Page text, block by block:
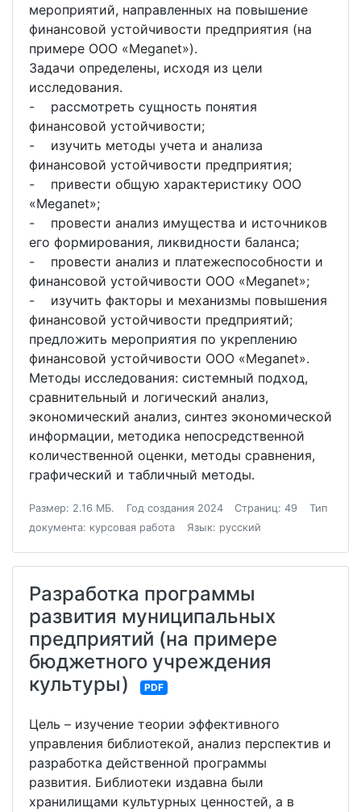
мероприятий, направленных на повышение
финансовой устойчивости предприятия (на
примере ООО «Meganet»).
Задачи определены, исходя из цели
исследования.
- рассмотреть сущность понятия
финансовой устойчивости;
- изучить методы учета и анализа
финансовой устойчивости предприятия;
- привести общую характеристику ООО
«Meganet»;
- провести анализ имущества и источников
его формирования, ликвидности баланса;
- провести анализ и платежеспособности и
финансовой устойчивости ООО «Meganet»;
- изучить факторы и механизмы повышения
финансовой устойчивости предприятий;
предложить мероприятия по укреплению
финансовой устойчивости ООО «Meganet».
Методы исследования: системный подход,
сравнительный и логический анализ,
экономический анализ, синтез экономической
информации, методика непосредственной
количественной оценки, методы сравнения,
графический и табличный методы.
Размер: 2.16 МБ. Год создания 2024 Страниц: 49
Тип
документа: курсовая работа
Язык: русский
Разработка программы
развития муниципальных
предприятий (на примере
бюджетного учреждения
культуры)
PDF
Цель – изучение теории эффективного
управления библиотекой, анализ перспектив и
разработка действенной программы
развития. Библиотеки издавна были
хранилищами культурных ценностей, а в